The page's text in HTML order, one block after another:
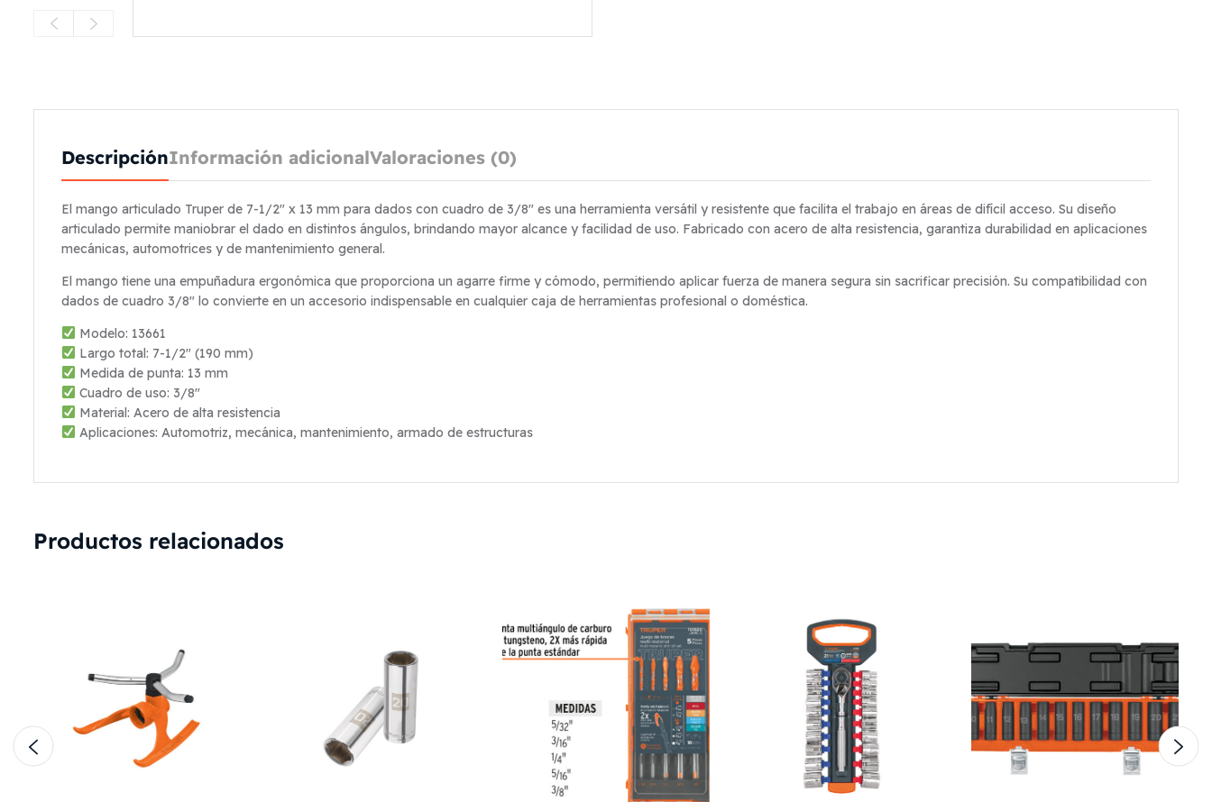
DescripciónInformación adicionalValoraciones (0)
El mango articulado Truper de 7-1/2″ x 13 mm para dados con cuadro de 3/8″ es una herramienta versátil y resistente que facilita el trabajo en áreas de difícil acceso. Su diseño
articulado permite maniobrar el dado en distintos ángulos, brindando mayor alcance y facilidad de uso. Fabricado con acero de alta resistencia, garantiza durabilidad en aplicaciones
mecánicas, automotrices y de mantenimiento general.
El mango tiene una empuñadura ergonómica que proporciona un agarre firme y cómodo, permitiendo aplicar fuerza de manera segura sin sacrificar precisión. Su compatibilidad con
dados de cuadro 3/8″ lo convierte en un accesorio indispensable en cualquier caja de herramientas profesional o doméstica.
Modelo: 13661
Largo total: 7-1/2″ (190 mm)
Medida de punta: 13 mm
Cuadro de uso: 3/8″
Material: Acero de alta resistencia
Aplicaciones: Automotriz, mecánica, mantenimiento, armado de estructuras
Productos relacionados